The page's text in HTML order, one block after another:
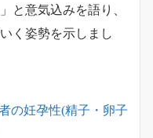
と意気込みを語り、
く姿勢を示しまし
の妊孕性(精子・卵子